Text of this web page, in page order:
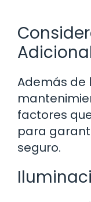
Además de
factores
para
seguro.